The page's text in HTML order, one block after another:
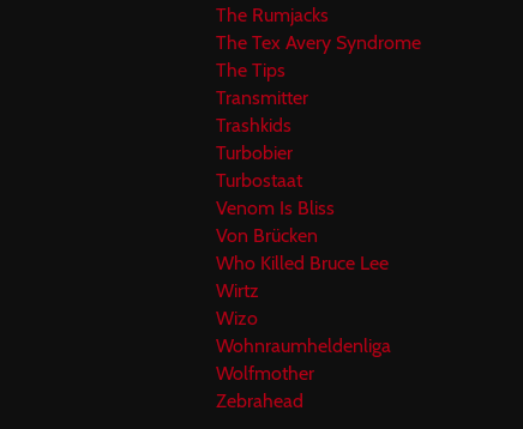
The Rumjacks
The Tex Avery Syndrome
The Tips
Transmitter
Trashkids
Turbobier
Turbostaat
Venom Is Bliss
Von Brücken
Who Killed Bruce Lee
Wirtz
Wizo
Wohnraumheldenliga
Wolfmother
Zebrahead